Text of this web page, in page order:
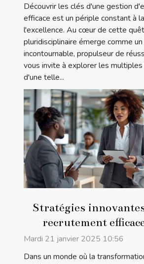
Découvrir les clés d'une gestion
efficace est un périple constant à
l'excellence. Au cœur de cette
pluridisciplinaire émerge comme
incontournable, propulseur de
vous invite à explorer les
d'une telle...
Stratégies
recrutement
digitale
Mardi 21 janvier 2025 10:56
Dans un monde où la